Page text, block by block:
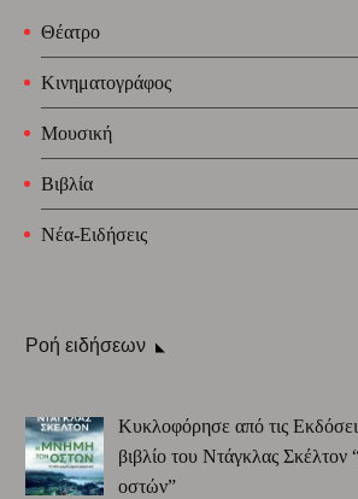
Θέατρο
Κινηματογράφος
Μουσική
Βιβλία
Νέα-Ειδήσεις
Ροή ειδήσεων
Κυκλοφόρησε από τις
βιβλίο του Ντάγκλας
οστών”